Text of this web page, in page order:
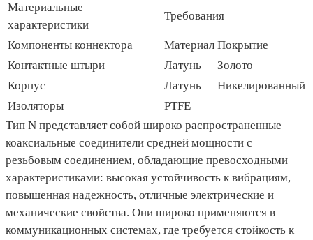
Материальные
характеристики
Требования
Компоненты коннектора Материал Покрытие
Контактные штыри
Латунь
Золото
Корпус
Латунь
Никелированный
Изоляторы
PTFE
Тип N представляет собой широко распространенные
коаксиальные соединители средней мощности с
резьбовым соединением, обладающие превосходными
характеристиками: высокая устойчивость к вибрациям,
повышенная надежность, отличные электрические и
механические свойства. Они широко применяются в
коммуникационных системах, где требуется стойкость к